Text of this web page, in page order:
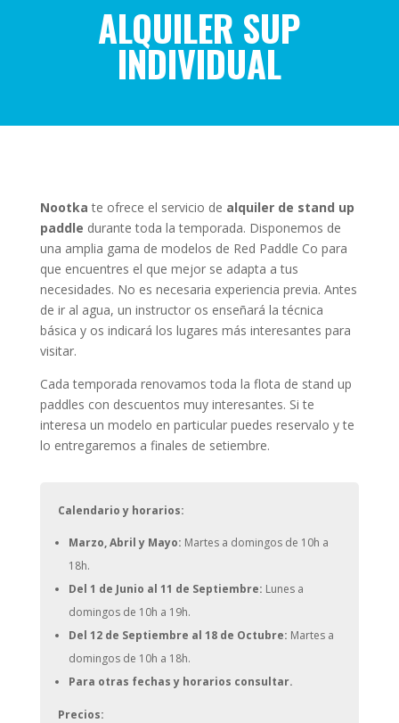
ALQUILER SUP
INDIVIDUAL
Nootka te ofrece el servicio de alquiler de stand up
paddle durante toda la temporada. Disponemos de
una amplia gama de modelos de Red Paddle Co para
que encuentres el que mejor se adapta a tus
necesidades. No es necesaria experiencia previa. Antes
de ir al agua, un instructor os enseñará la técnica
básica y os indicará los lugares más interesantes para
visitar.
Cada temporada renovamos toda la flota de stand up
paddles con descuentos muy interesantes. Si te
interesa un modelo en particular puedes reservalo y te
lo entregaremos a finales de setiembre.
Calendario y horarios:
Marzo, Abril y Mayo: Martes a domingos de 10h a
18h.
Del 1 de Junio al 11 de Septiembre: Lunes a
domingos de 10h a 19h.
Del 12 de Septiembre al 18 de Octubre: Martes a
domingos de 10h a 18h.
Para otras fechas y horarios consultar.
Precios: